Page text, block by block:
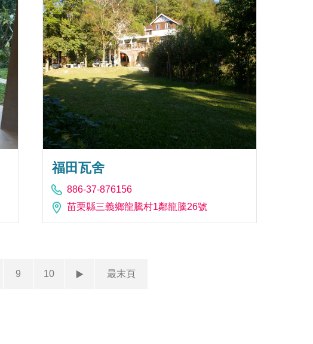
福田瓦舍
886-37-876156
苗栗縣三義鄉龍騰村1鄰龍騰26號
9 10 最末頁